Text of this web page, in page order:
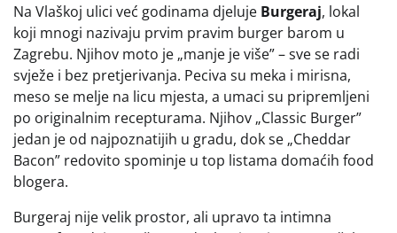
Na Vlaškoj ulici već godinama djeluje Burgeraj, lokal
koji mnogi nazivaju prvim pravim burger barom u
Zagrebu. Njihov moto je „manje je više” – sve se radi
svježe i bez pretjerivanja. Peciva su meka i mirisna,
meso se melje na licu mjesta, a umaci su pripremljeni
po originalnim recepturama. Njihov „Classic Burger”
jedan je od najpoznatijih u gradu, dok se „Cheddar
Bacon” redovito spominje u top listama domaćih food
blogera.
Burgeraj nije velik prostor, ali upravo ta intimna